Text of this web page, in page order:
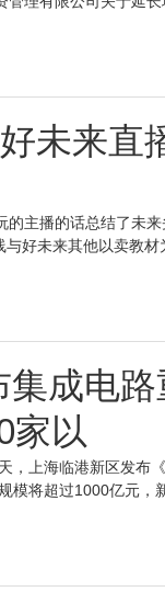
未来
主播的话总结了未
好未来其他以卖教
集成电
家以
，上海临港新区发布
模将超过1000亿元